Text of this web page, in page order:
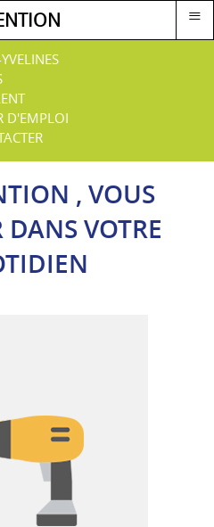
D'EMPLOI
, VOUS
DANS VOTRE
≡